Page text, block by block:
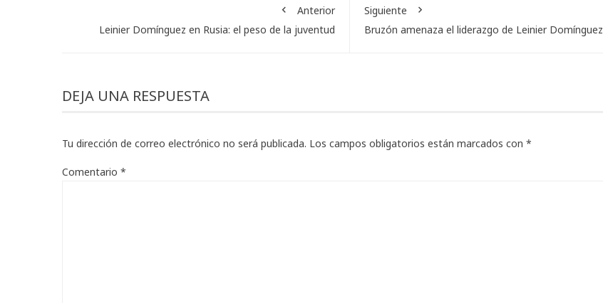
Anterior
Leinier Domínguez en Rusia: el peso de la juventud
Siguiente
Bruzón amenaza el liderazgo de Leinier Domínguez
DEJA UNA RESPUESTA
Tu dirección de correo electrónico no será publicada. Los campos obligatorios están marcados con *
Comentario *